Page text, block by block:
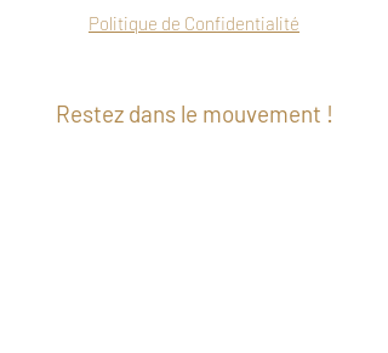
Politique de Confidentialité
Restez dans le mouvement !